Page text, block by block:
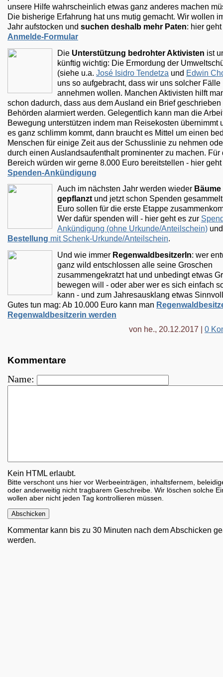
unsere Hilfe wahrscheinlich etwas ganz anderes machen
Die bisherige Erfahrung hat uns mutig gemacht. Wir wollen
Jahr aufstocken und suchen deshalb mehr Paten: hier
Anmelde-Formular
Die Unterstützung bedrohter Aktivisten ist
künftig wichtig: Die Ermordung der
(siehe u.a. José Isidro Tendetza und Edwin
uns so aufgebracht, dass wir uns solcher Fälle
annehmen wollen. Manchen Aktivisten hilft
schon dadurch, dass aus dem Ausland ein Brief
Behörden alarmiert werden. Gelegentlich kann man die
Bewegung unterstützen indem man Reisekosten übernimmt
es ganz schlimm kommt, dann braucht es Mittel um einen
Menschen für einige Zeit aus der Schusslinie zu nehmen
durch einen Auslandsaufenthalt prominenter zu machen. Für
Bereich würden wir gerne 8.000 Euro bereitstellen - hier
Spenden-Ankündigung
Auch im nächsten Jahr werden wieder Bäume
gepflanzt und jetzt schon Spenden
Euro sollen für die erste Etappe
Wer dafür spenden will - hier geht es zur
Ankündigung (ohne Urkunde/Anteilschein)
Bestellung mit Schenk-Urkunde/Anteilschein.
Und wie immer RegenwaldbesitzerIn: wer
ganz wild entschlossen alle seine Groschen
zusammengekratzt hat und unbedingt etwas
bewegen will - oder aber wer es sich einfach
kann - und zum Jahresausklang etwas
Gutes tun mag: Ab 10.000 Euro kann man
Regenwaldbesitzerin werden
von he., 20.12.2017 | 0
Kommentare
Name:
Kein HTML erlaubt.
Bitte verschont uns hier vor Werbeeinträgen, inhaltsfernem,
oder anderweitig nicht tragbarem Geschreibe. Wir löschen solche
wollen aber nicht jeden Tag kontrollieren müssen.
Kommentar kann bis zu 30 Minuten nach dem Abschicken
werden.